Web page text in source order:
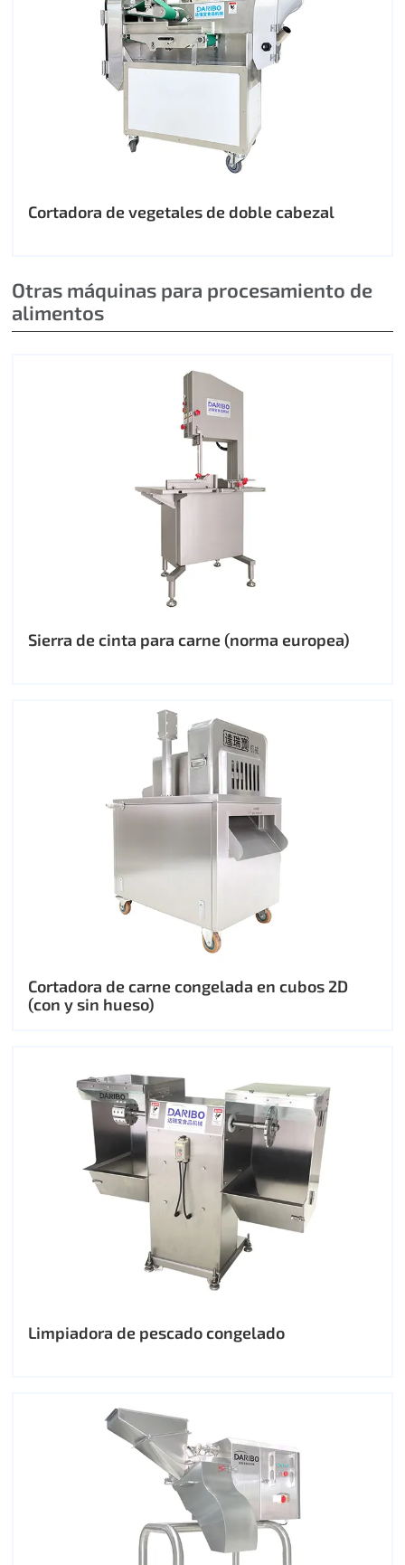
Cortadora de vegetales de doble cabezal
Otras máquinas para procesamiento de
alimentos
Sierra de cinta para carne (norma europea)
Cortadora de carne congelada en cubos 2D
(con y sin hueso)
Limpiadora de pescado congelado